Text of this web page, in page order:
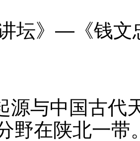
讲坛》—《钱
源与中国古代
野在陕北一带